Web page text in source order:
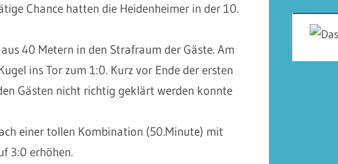
Chance hatten die Heidenheimer in der 10.
40 Metern in den Strafraum der Gäste. Am
ins Tor zum 1:0. Kurz vor Ende der ersten
Gästen nicht richtig geklärt werden konnte
einer tollen Kombination (50.Minute) mit
3:0 erhöhen.